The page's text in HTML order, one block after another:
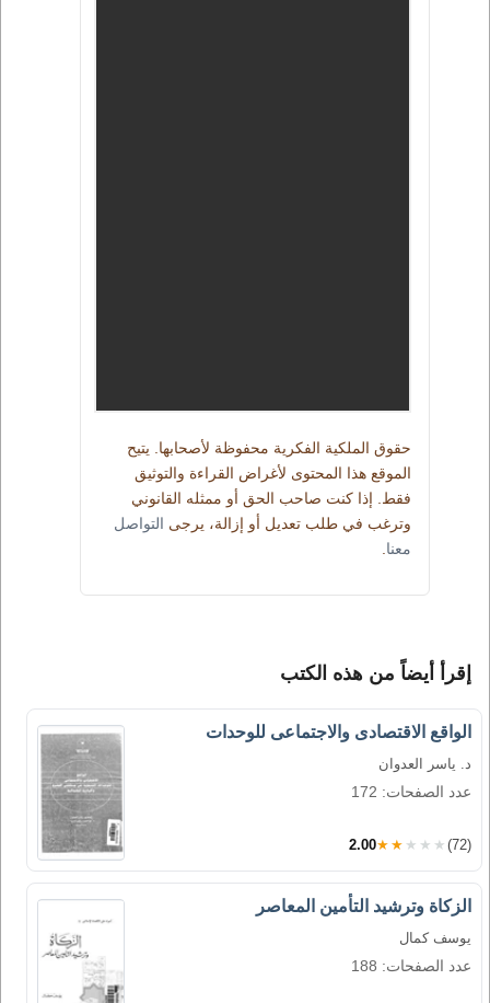
حقوق الملكية الفكرية محفوظة لأصحابها. يتيح
الموقع هذا المحتوى لأغراض القراءة والتوثيق
فقط. إذا كنت صاحب الحق أو ممثله القانوني
وترغب في طلب تعديل أو إزالة، يرجى التواصل
معنا
إقرأ أيضاً من هذه الكتب
الواقع الاقتصادى والاجتماعى للوحدات
د. ياسر العدوان
عدد الصفحات: 172
2.00★★★★★ (72)
الزكاة وترشيد التأمين المعاصر
يوسف كمال
عدد الصفحات: 188